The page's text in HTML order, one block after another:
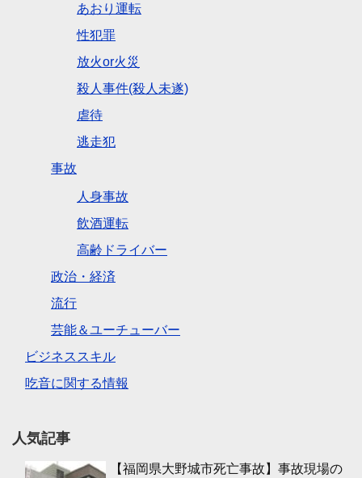
あおり運転
性犯罪
放火or火災
殺人事件(殺人未遂)
虐待
逃走犯
事故
人身事故
飲酒運転
高齢ドライバー
政治・経済
流行
芸能＆ユーチューバー
ビジネススキル
吃音に関する情報
人気記事
【福岡県大野城市死亡事故】事故現場の